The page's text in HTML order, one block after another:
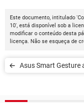
Este documento, intitulado
10', está disponível sob a
modificar o conteúdo desta
licença. Não se esqueça de
Asus Smart Gesture